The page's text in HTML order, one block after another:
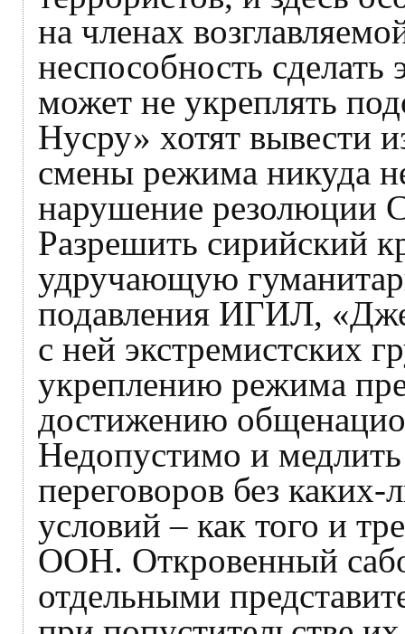
на членах
неспособность
может не укреплять
Нусру» хотят вывести
смены режима никуда
нарушение резолюции
Разрешить сирийский
удручающую
подавления ИГИЛ,
с ней экстремистских
укреплению режима
достижению
Недопустимо и
переговоров без
условий – как того и
ООН. Откровенный
отдельными